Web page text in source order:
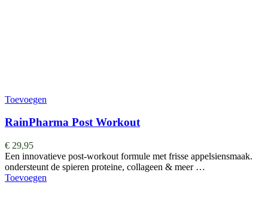
Toevoegen
RainPharma Post Workout
€ 29,95
Een innovatieve post-workout formule met frisse appelsiensmaak.
ondersteunt de spieren proteine, collageen & meer …
Toevoegen